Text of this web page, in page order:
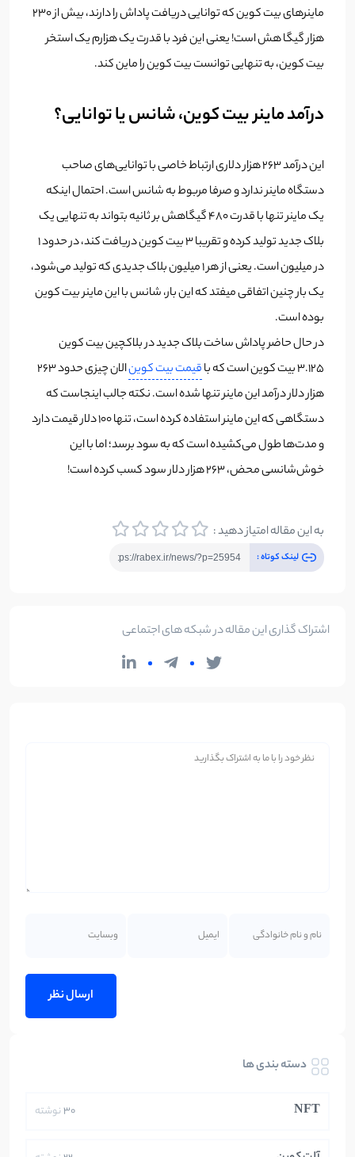
ماینرهای بیت کوین که توانایی دریافت پاداش را دارند، بیش از 230
هزار گیگا هش است! یعنی این فرد با قدرت یک هزارم یک استخر
بیت کوین، به تنهایی توانست بیت کوین را ماین کند.
درآمد ماینر بیت کوین، شانس یا توانایی؟
این درآمد 263 هزار دلاری ارتباط خاصی با توانایی‌های صاحب
دستگاه ماینر ندارد و صرفا مربوط به شانس است. احتمال اینکه
یک ماینر تنها با قدرت 480 گیگاهش بر ثانیه بتواند به تنهایی یک
بلاک جدید تولید کرده و تقریبا 3 بیت کوین دریافت کند، در حدود 1
در میلیون است. یعنی از هر 1 میلیون بلاک جدیدی که تولید می‌شود،
یک بار چنین اتفاقی میفتد که این بار، شانس با این ماینر بیت کوین
بوده است.
در حال حاضر پاداش ساخت بلاک جدید در بلاکچین بیت کوین
3.125 بیت کوین است که با
قیمت بیت کوین
الان چیزی حدود 263
هزار دلار درآمد این ماینر تنها شده است. نکته جالب اینجاست که
دستگاهی که این ماینر استفاده کرده است، تنها 100 دلار قیمت دارد
و مدت‌ها طول می‌کشیده است که به سود برسد؛ اما با این
خوش‌شانسی محض، 263 هزار دلار سود کسب کرده است!
به این مقاله امتیاز دهید :
لینک کوتاه :
اشتراک گذاری این مقاله در شبکه های اجتماعی
دسته بندی ها
NFT
30نوشته